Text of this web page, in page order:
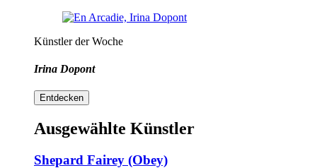
Künstler der Woche
Irina Dopont
Entdecken
Ausgewählte Künstler
Shepard Fairey (Obey)